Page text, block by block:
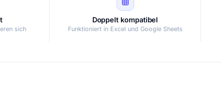
sich
Doppelt kompatibel
Funktioniert in Excel und Google Sheets